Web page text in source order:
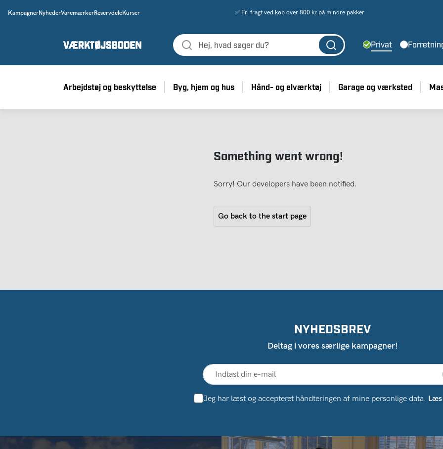
KampagnerNyhederVaremærkerReservdeleKurser ✅ Fri fragt ved køb over 800 kr på mindre pakker
Privat
Arbejdstøj og beskyttelse Byg, hjem og hus Hånd- og elværktøj Garage og værksted
Something went wrong!
Sorry! Our developers have been notified.
Go back to the start page
NYHEDSBREV
Deltag i vores særlige kampagner!
Jeg har læst og accepteret håndteringen af ​​mine personlige data.